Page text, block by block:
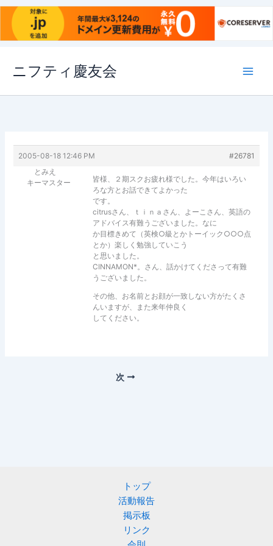
ス
ニフティ慶友会
2005-08-18 12:46 PM
#26781
とみえ
キーマスター
皆様、２期スクお疲れ様でした。今年はいろい
ろな方とお話できてよかった
です。
citrusさん、ｔｉｎａさん、よーこさん、英語の
アドバイス有難うございました。なに
か目標きめて（英検○級とかトーイック○○○点
とか）楽しく勉強していこう
と思いました。
CINNAMON*。さん、話かけてくださって有難
うございました。
その他、お名前とお顔が一致しない方がたくさ
んいますが、また来年仲良く
してください。
次
トップ
活動報告
掲示板
リンク